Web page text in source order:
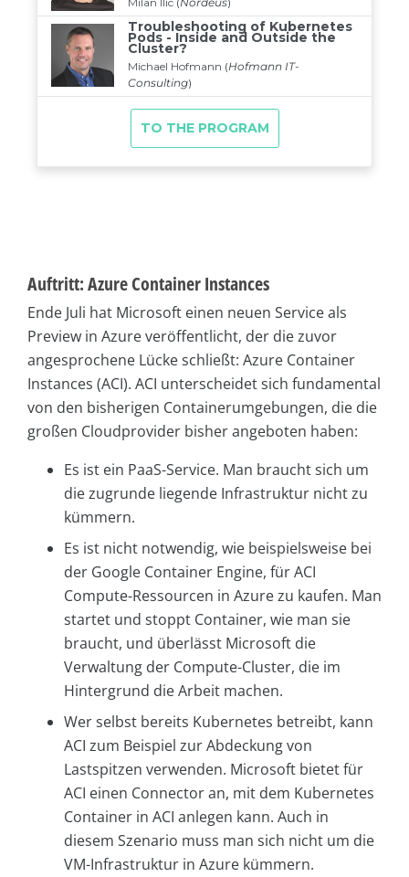
Auftritt: Azure Container Instances
Ende Juli hat Microsoft einen neuen Service als
Preview in Azure veröffentlicht, der die zuvor
angesprochene Lücke schließt: Azure Container
Instances (ACI). ACI unterscheidet sich fundamental
von den bisherigen Containerumgebungen, die die
großen Cloudprovider bisher angeboten haben:
Es ist ein PaaS-Service. Man braucht sich um
die zugrunde liegende Infrastruktur nicht zu
kümmern.
Es ist nicht notwendig, wie beispielsweise bei
der Google Container Engine, für ACI
Compute-Ressourcen in Azure zu kaufen. Man
startet und stoppt Container, wie man sie
braucht, und überlässt Microsoft die
Verwaltung der Compute-Cluster, die im
Hintergrund die Arbeit machen.
Wer selbst bereits Kubernetes betreibt, kann
ACI zum Beispiel zur Abdeckung von
Lastspitzen verwenden. Microsoft bietet für
ACI einen Connector an, mit dem Kubernetes
Container in ACI anlegen kann. Auch in
diesem Szenario muss man sich nicht um die
VM-Infrastruktur in Azure kümmern.